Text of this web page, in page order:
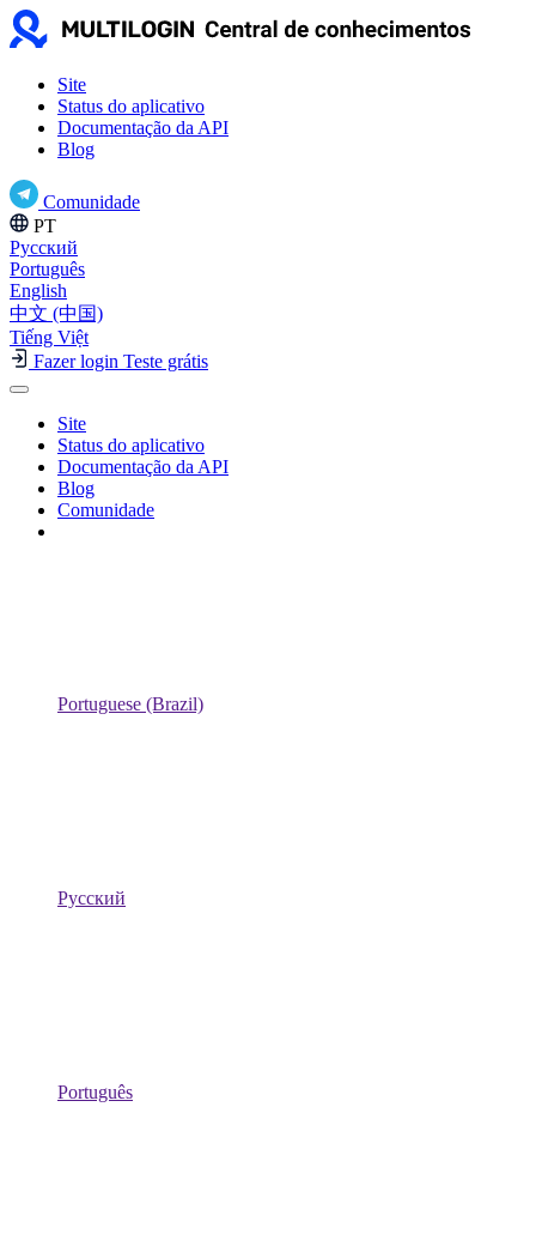
Site
Status do aplicativo
Documentação da API
Blog
Comunidade
PT
Русский
Português
English
中文 (中国)
Tiếng Việt
Fazer login Teste grátis
Site
Status do aplicativo
Documentação da API
Blog
Comunidade
Portuguese (Brazil)
Русский
Português